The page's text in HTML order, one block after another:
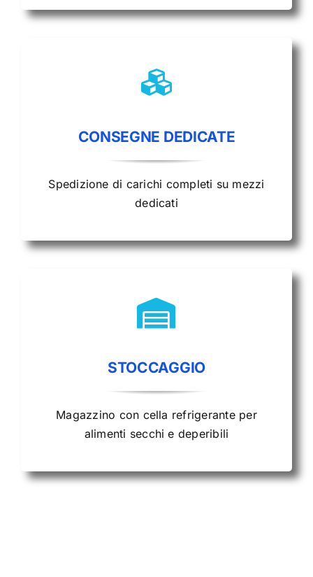
CONSEGNE DEDICATE
Spedizione di carichi completi su mezzi
dedicati
STOCCAGGIO
Magazzino con cella refrigerante per
alimenti secchi e deperibili